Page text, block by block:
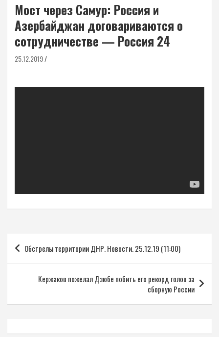
Мост через Самур: Россия и
Азербайджан договариваются о
сотрудничестве — Россия 24
25.12.2019
Навигация
по
записям
Обстрелы территории ДНР. Новости. 25.12.19 (11:00)
Кержаков пожелал Дзюбе побить его рекорд голов за
сборную России